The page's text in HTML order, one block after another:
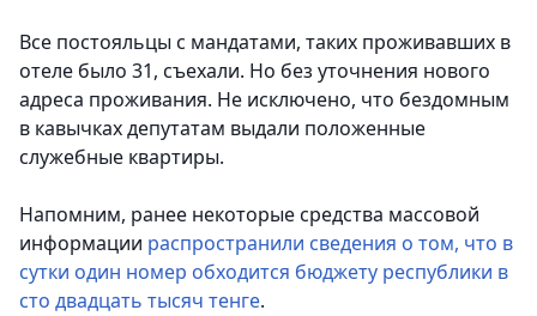
Все постояльцы с мандатами, таких проживавших в
отеле было 31, съехали. Но без уточнения нового
адреса проживания. Не исключено, что бездомным
в кавычках депутатам выдали положенные
служебные квартиры.
Напомним, ранее некоторые средства массовой
информации распространили сведения о том, что в
сутки один номер обходится бюджету республики в
сто двадцать тысяч тенге.